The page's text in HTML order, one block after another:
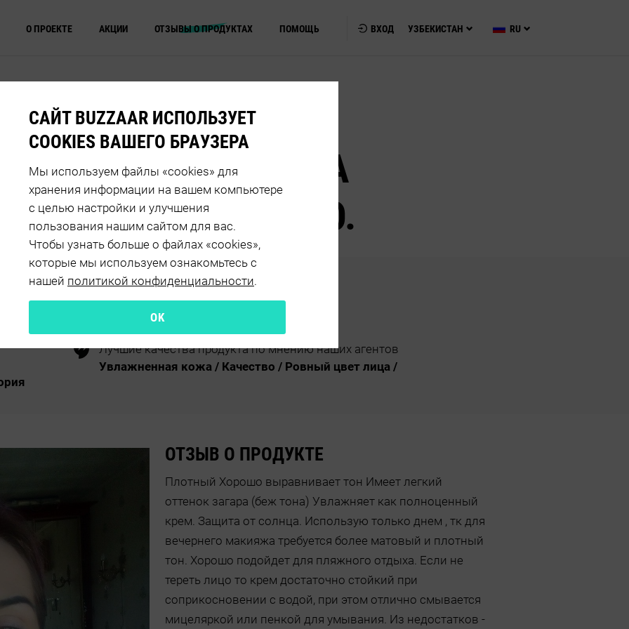
О ПРОЕКТЕ АКЦИИ ОТЗЫВЫ О ПРОДУКТАХ ПОМОЩЬ ВХОД УЗБЕКИСТАН RU
ОТЛИЧНАЯ ЗАМЕНА
ОСНОВЫ НА ЛЕТО.
Лучшие качества продукта по мнению наших агентов
Увлажненная кожа / Качество / Ровный цвет лица /
ОТЗЫВ О ПРОДУКТЕ
Плотный Хорошо выравнивает тон Имеет легкий
оттенок загара (беж тона) Увлажняет как полноценный
крем. Защита от солнца. Использую только днем , тк для
вечернего макияжа требуется более матовый и плотный
тон. Хорошо подойдет для пляжного отдыха. Если не
тереть лицо то крем достаточно стойкий при
соприкосновении с водой, при этом отлично смывается
мицеляркой или пенкой для умывания. Из недостатков -
САЙТ BUZZAAR ИСПОЛЬЗУЕТ
COOKIES ВАШЕГО БРАУЗЕРА
Мы используем файлы «cookies» для
хранения информации на вашем компьютере
с целью настройки и улучшения
пользования нашим сайтом для вас.
Чтобы узнать больше о файлах «cookies»,
которые мы используем ознакомьтесь с
нашей политикой конфиденциальности.
OK